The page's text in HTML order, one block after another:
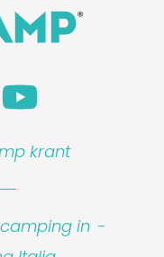
krant
in -